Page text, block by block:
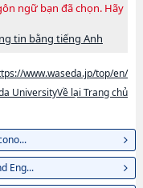
ngữ bạn đã chọn. Hãy
tin bằng tiếng Anh
www.waseda.jp/top/en/
UniversityVề lại Trang chủ
Eng...